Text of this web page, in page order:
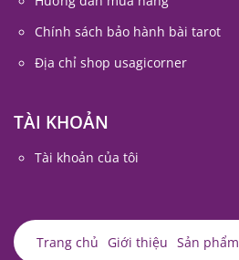
Chính sách bảo hành bài tarot
Địa chỉ shop usagicorner
TÀI KHOẢN
Tài khoản của tôi
Trang chủ Giới thiệu Sản phẩm